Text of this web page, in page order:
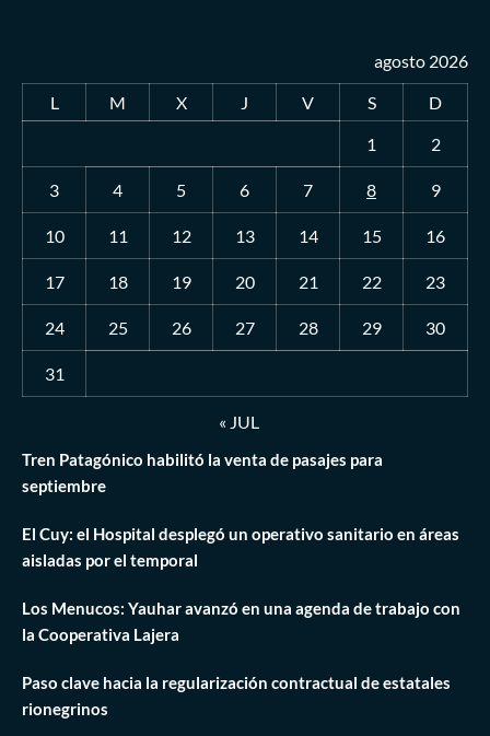
agosto 2026
L
M X J V S
D
1
2
3 4 5 6 7 8 9
10 11 12 13 14 15 16
17 18 19 20 21 22 23
24 25 26 27 28 29 30
31
« JUL
Tren Patagónico habilitó la venta de pasajes para
septiembre
El Cuy: el Hospital desplegó un operativo sanitario en áreas
aisladas por el temporal
Los Menucos: Yauhar avanzó en una agenda de trabajo con
la Cooperativa Lajera
Paso clave hacia la regularización contractual de estatales
rionegrinos